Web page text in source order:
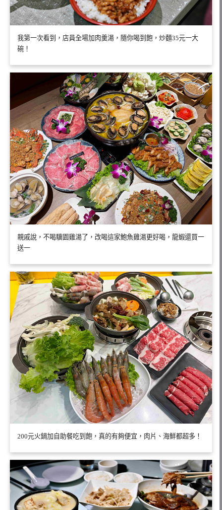
我第一次看到，店員全場加肉羹湯，隨你喝到飽，炒麵35元一大
碗！
親戚說，不喝驥園雞湯了，改喝這家鮑魚雞湯更好喝，龍蝦還買一
送一
200元火鍋加自助餐吃到飽，真的有夠便宜，肉片、海鮮都超多！